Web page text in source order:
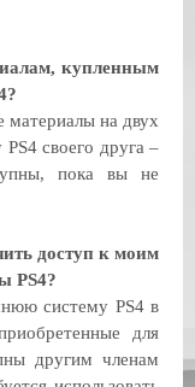
купленным
материалы на двух
своего друга –
пока вы не
доступ к моим
PS4?
систему PS4 в
для
другим членам